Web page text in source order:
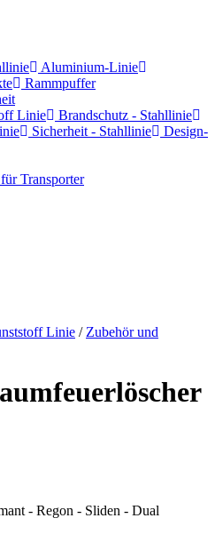
Aluminium-Linie
Rammpuffer
Linie
Brandschutz - Stahllinie
Sicherheit - Stahllinie
Design-
Transporter
Linie / Zubehör und
- Regon - Sliden - Dual